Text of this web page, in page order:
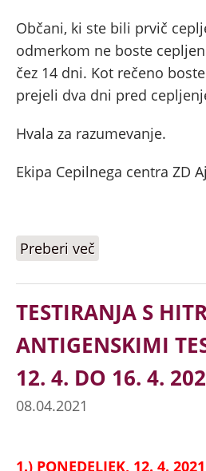
Občani, ki ste bili prvič
odmerkom ne boste
čez 14 dni. Kot rečeno
prejeli dva dni pred
Hvala za razumevanje.
Ekipa Cepilnega centra ZD
Preberi več
TESTIRANJA S
ANTIGENSKIMI
12. 4. DO 16. 4.
08.04.2021
1.) PONEDELJEK, 12. 4. 2021